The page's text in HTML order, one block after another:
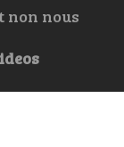
non nous